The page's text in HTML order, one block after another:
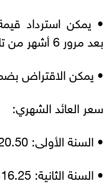
• يمكن استرداد
بعد مرور 6 أشهر من تاريخ إصدار الشهادة.
• يمكن الاقتراض
سعر العائد الشهري:
• السنة الأولى: 20.50%.
• السنة الثانية: 16.25%.